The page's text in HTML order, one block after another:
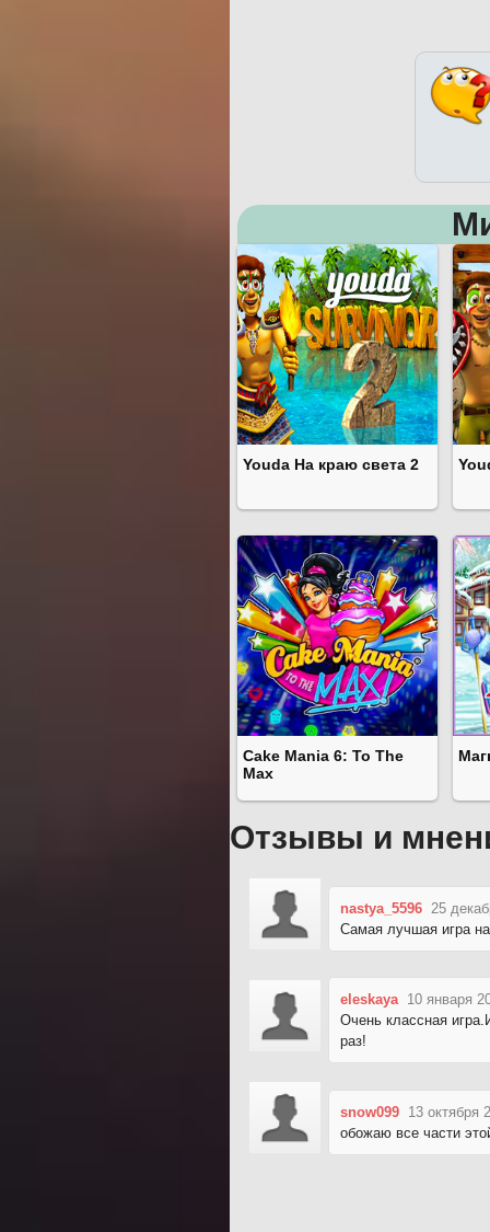
Youda На краю света 2
Cake Mania 6: To The
Max
Отзывы и
nastya_5596 25
Самая лучшая игра
eleskaya 10 января
Очень классная
раз!
snow099 13 октября
обожаю все части